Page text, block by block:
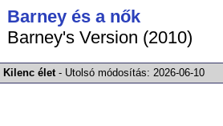
Barney és a nők
Barney's Version (2010)
Kilenc élet- Utolsó módosítás:2026-06-10